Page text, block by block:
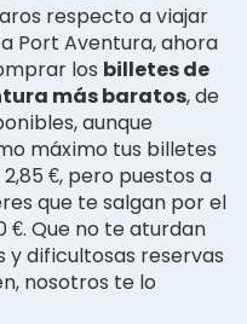
respecto a viajar
Port Aventura, ahora
los billetes de
más baratos, de
aunque
máximo tus billetes
€, pero puestos a
que te salgan por el
€. Que no te aturdan
dificultosas reservas
nosotros te lo